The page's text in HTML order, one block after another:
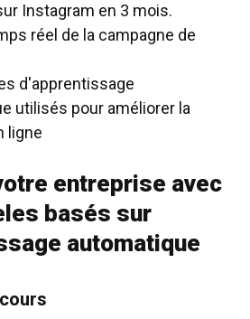
Instagram en 3 mois.
réel de la campagne de
d'apprentissage
utilisés pour améliorer la
ligne
entreprise avec
basés sur
automatique